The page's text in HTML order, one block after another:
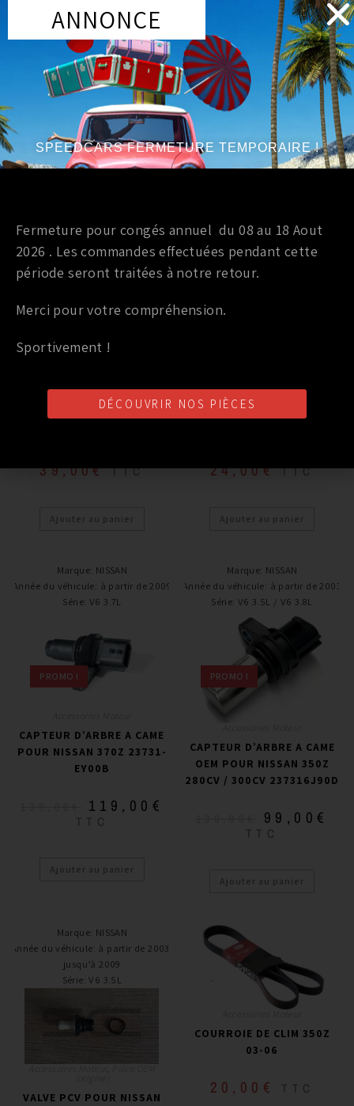
DESCRIPTION
COMPATIBILITÉ
DESCRIPTION
Poulie enrouleur de courroie centrale OEM Nissan
350z HR / 370z / GTR
PRODUITS SIMILAIRES
Accessoires Moteur
COURROIE D’ACCESSOIRE
39,00€ TTC
Ajouter au panier
Accessoires Moteur
COURROIE D’ACCESSOIRE
24,00€ TTC
Ajouter au panier
Marque: NISSAN
Année du véhicule: à partir de 2009
Série: V6 3.7L
PROMO !
CAPTEUR D’ARBRE A CAME
POUR NISSAN 370Z 23731-
EY00B
119,00 €
TTC
Ajouter au panier
Marque: NISSAN
Année du véhicule: à partir de 2003
Série:V6 3.5L / V6 3.8L
PROMO !
CAPTEUR D’ARBRE A CAME
OEM POUR NISSAN 350Z
280CV / 300CV 237316J90D
99,00 €
TTC
Ajouter au panier
Marque: NISSAN
Année du véhicule: à partir de 2003,
jusqu’à 2009
Série:V6 3.5L
,
VALVE PCV POUR NISSAN
COURROIE DE CLIM 350Z
03-06
20,00 € TTC
ANNONCE
SPEEDCARS FERMETURE TEMPORAIRE !
Fermeture pour congés annuel du 08 au 18 Aout
2026 . Les commandes effectuées pendant cette
période seront traitées à notre retour.
Merci pour votre compréhension.
Sportivement !
DÉCOUVRIR NOS PIÈCES